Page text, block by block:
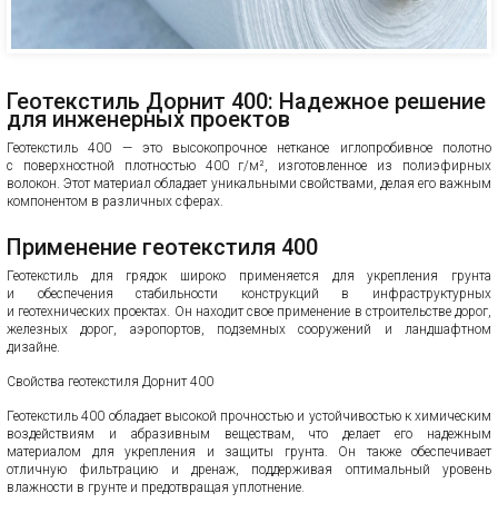
Геотекстиль Дорнит 400: Надежное решение
для инженерных проектов
Геотекстиль 400 — это высокопрочное нетканое иглопробивное полотно
с поверхностной плотностью 400 г/м², изготовленное из полиэфирных
волокон. Этот материал обладает уникальными свойствами, делая его важным
компонентом в различных сферах.
Применение геотекстиля 400
Геотекстиль для грядок широко применяется для укрепления грунта
и обеспечения стабильности конструкций в инфраструктурных
и геотехнических проектах. Он находит свое применение в строительстве дорог,
железных дорог, аэропортов, подземных сооружений и ландшафтном
дизайне.
Свойства геотекстиля Дорнит 400
Геотекстиль 400 обладает высокой прочностью и устойчивостью к химическим
воздействиям и абразивным веществам, что делает его надежным
материалом для укрепления и защиты грунта. Он также обеспечивает
отличную фильтрацию и дренаж, поддерживая оптимальный уровень
влажности в грунте и предотвращая уплотнение.